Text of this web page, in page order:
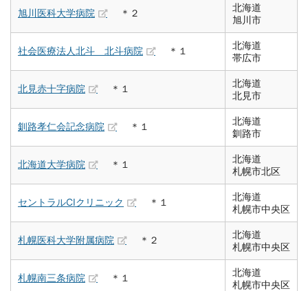
旭川医科大学病院 ＊２
北海道
旭川市
社会医療法人北斗 北斗病院 ＊１
北海道
帯広市
北見赤十字病院 ＊１
北海道
北見市
釧路孝仁会記念病院 ＊１
北海道
釧路市
北海道大学病院 ＊１
北海道
札幌市北区
セントラルCIクリニック ＊１
北海道
札幌市中央区
札幌医科大学附属病院 ＊２
北海道
札幌市中央区
札幌南三条病院 ＊１
北海道
札幌市中央区